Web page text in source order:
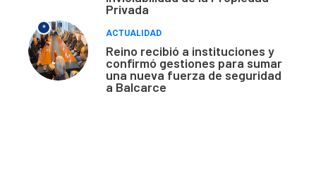
Privada
*
ACTUALIDAD
Reino recibió a instituciones y
confirmó gestiones para sumar
una nueva fuerza de seguridad
a Balcarce